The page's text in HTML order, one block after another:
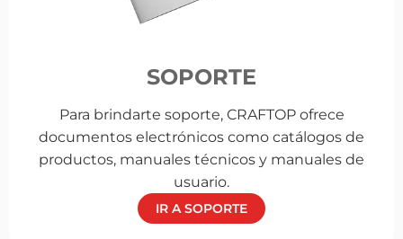
SOPORTE
Para brindarte soporte, CRAFTOP ofrece
documentos electrónicos como catálogos de
productos, manuales técnicos y manuales de
usuario.
IR A SOPORTE